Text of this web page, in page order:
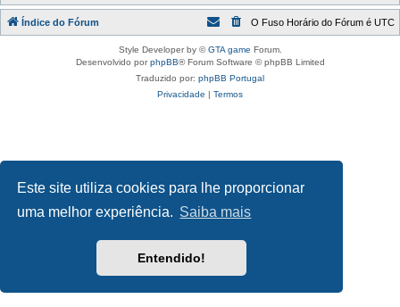
Este site utiliza cookies para lhe proporcionar
uma melhor experiência. Saiba mais
Entendido!
Índice do Fórum O Fuso Horário do Fórum é UTC
Style Developer by ©GTA game Forum.
Desenvolvido porphpBB® Forum Software © phpBB Limited
Traduzido por: phpBB Portugal
Privacidade | Termos